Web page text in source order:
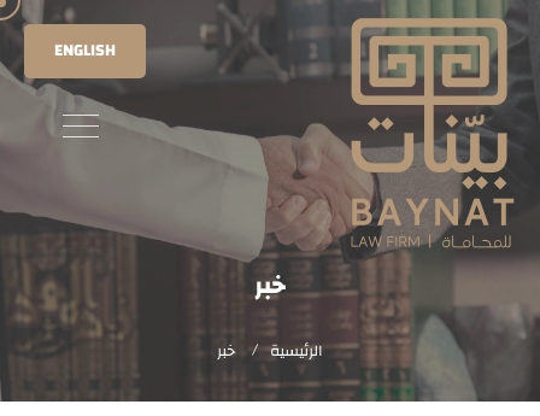
ENGLISH
خبر
الرئيسية خبر